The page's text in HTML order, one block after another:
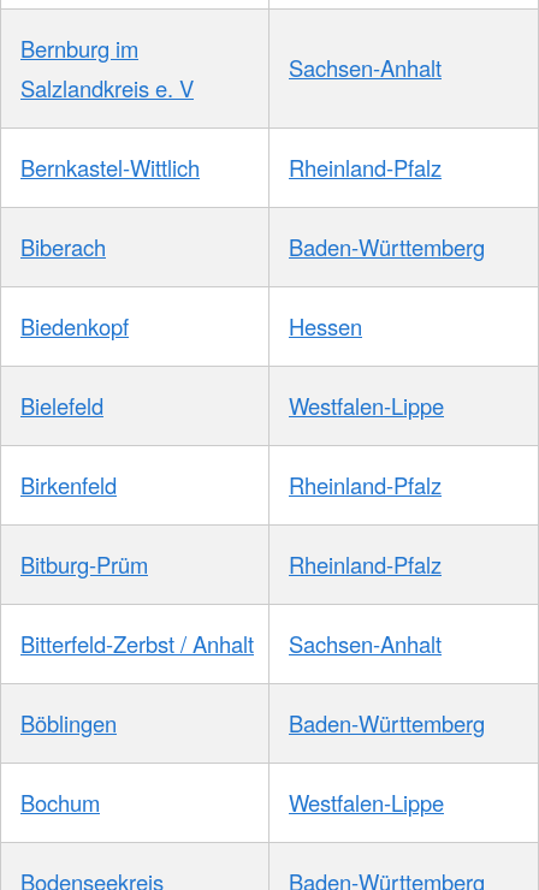
Bernburg im
Salzlandkreis e. V
Sachsen-Anhalt
Bernkastel-Wittlich Rheinland-Pfalz
Biberach Baden-Württemberg
Biedenkopf Hessen
Bielefeld Westfalen-Lippe
Birkenfeld Rheinland-Pfalz
Bitburg-Prüm Rheinland-Pfalz
Bitterfeld-Zerbst / Anhalt Sachsen-Anhalt
Böblingen Baden-Württemberg
Bochum Westfalen-Lippe
Bodenseekreis Baden-Württemberg